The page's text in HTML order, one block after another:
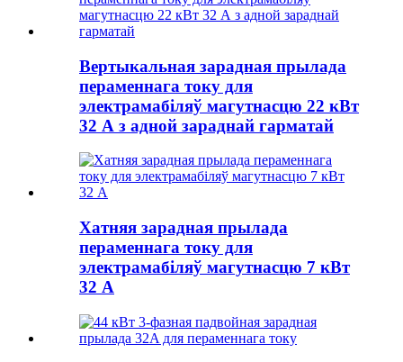
Вертыкальная зарадная прылада
пераменнага току для
электрамабіляў магутнасцю 22 кВт
32 А з адной зараднай гарматай
Хатняя зарадная прылада
пераменнага току для
электрамабіляў магутнасцю 7 кВт
32 А